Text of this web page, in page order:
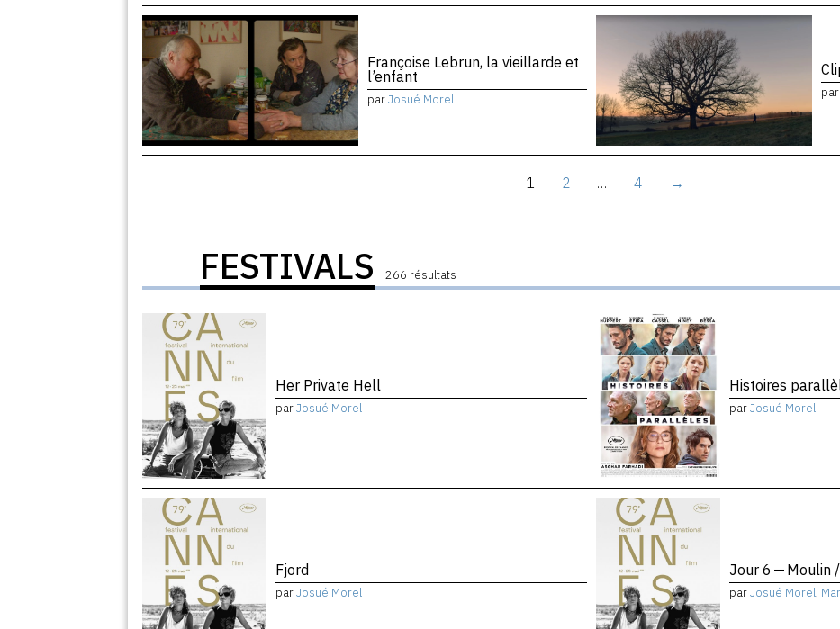
Françoise Lebrun, la vieillarde et
l’enfant
parJosué Morel par
1 2 … 4 →
FESTIVALS 266 résultats
Her Private Hell
parJosué Morel
Histoires
parJosué Morel
Fjord
parJosué Morel
Jour 6 — Moulin
parJosué Morel,